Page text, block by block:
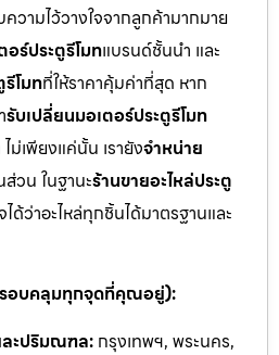
ความไว้วางใจจากลูกค้ามากมาย
ร์ประตูรีโมทแบรนด์ชั้นนำ และ
โมทที่ให้ราคาคุ้มค่าที่สุด หาก
รับเปลี่ยนมอเตอร์ประตูรีโมท
เพียงแค่นั้น เรายังจำหน่าย
วน ในฐานะร้านขายอะไหล่ประตู
ว่าอะไหล่ทุกชิ้นได้มาตรฐานและ
รอบคลุมทุกจุดที่คุณอยู่):
ละปริมณฑล:กรุงเทพฯ, พระนคร,